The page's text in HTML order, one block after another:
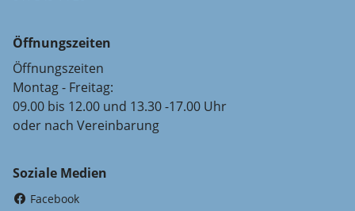
Öffnungszeiten
Öffnungszeiten
Montag - Freitag:
09.00 bis 12.00 und 13.30 -17.00 Uhr
oder nach Vereinbarung
Soziale Medien
Facebook